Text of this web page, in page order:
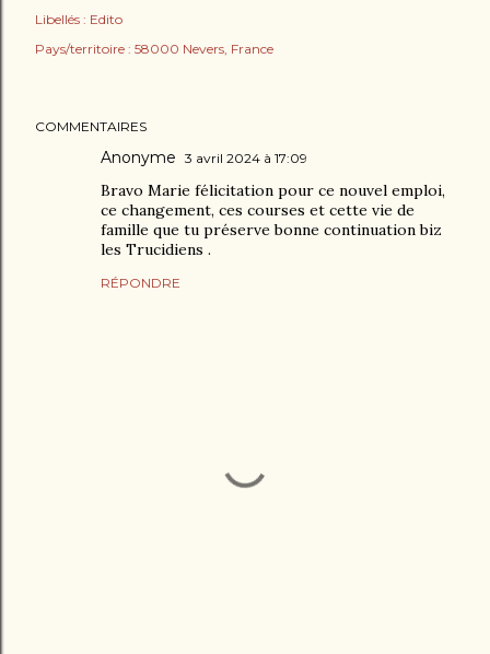
Libellés : Edito
Pays/territoire : 58000 Nevers, France
COMMENTAIRES
Anonyme 3 avril 2024 à 17:09
Bravo Marie félicitation pour ce nouvel emploi,
ce changement, ces courses et cette vie de
famille que tu préserve bonne continuation biz
les Trucidiens .
RÉPONDRE